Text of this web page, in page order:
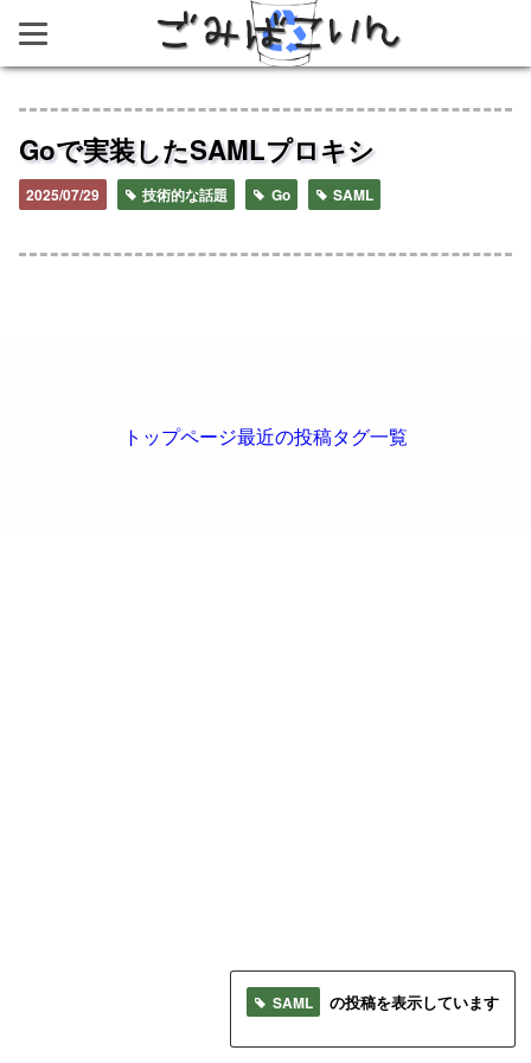
SAML の投稿を表示しています
Goで実装したSAMLプロキシ
2025/07/29 技術的な話題 Go SAML
ごみばこいん
トップページ最近の投稿タグ一覧